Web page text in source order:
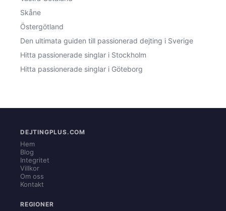
Skåne
Östergötland
Den ultimata guiden till passionerad dejting i Sverige
Hitta passionerade singlar i Stockholm
Hitta passionerade singlar i Göteborg
DEJTINGPLUS.COM
Hem
Blog
Integritet
Villkor
Om oss
Kontakt
REGIONER